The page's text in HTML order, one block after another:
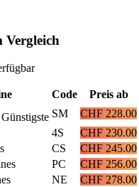
Vergleich
Code
Preis ab
Günstigste SM
CHF 228.00
4S
CHF 230.00
CS
CHF 245.00
PC
CHF 256.00
NE
CHF 278.00